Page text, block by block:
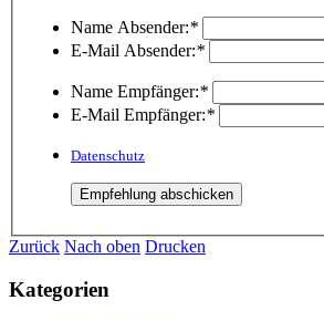
Name Absender:*
E-Mail Absender:*
Name Empfänger:*
E-Mail Empfänger:*
Datenschutz
Zurück Nach oben Drucken
Kategorien